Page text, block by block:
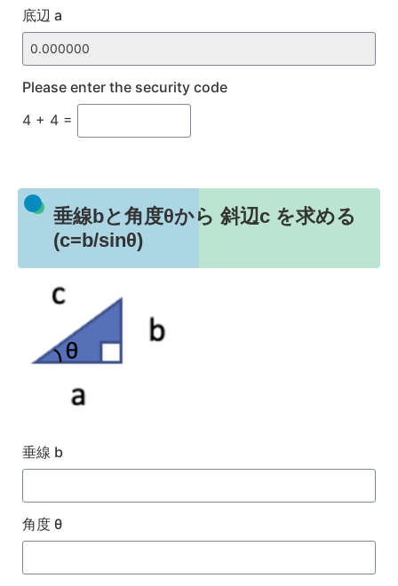
底辺 a
Please enter the security code
4 + 4 =
垂線bと角度θから 斜辺c を求める
(c=b/sinθ)
垂線 b
角度 θ